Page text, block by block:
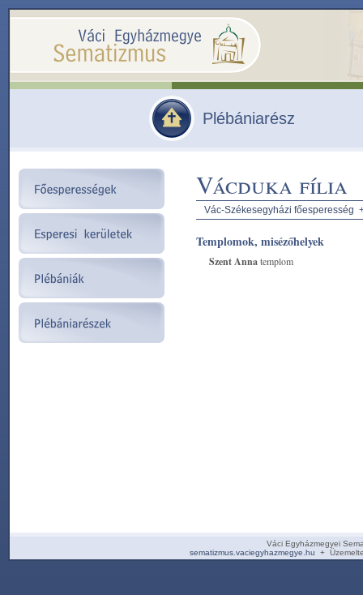
Plébániarész
Vácduka fília
Vác-Székesegyházi főesperesség
Templomok, misézőhelyek
Szent Annatemplom
Váci Egyházmegyei
sematizmus.vaciegyhazmegye.hu +